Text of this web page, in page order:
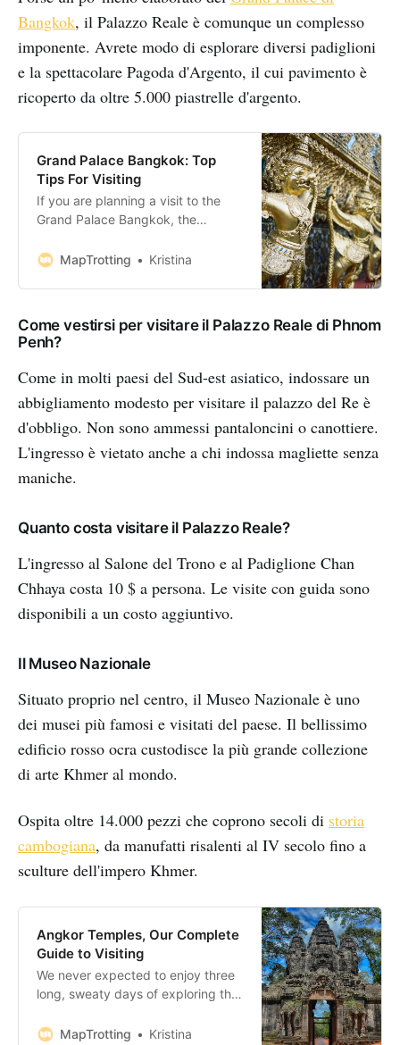
Bangkok, il Palazzo Reale è comunque un complesso
imponente. Avrete modo di esplorare diversi padiglioni
e la spettacolare Pagoda d'Argento, il cui pavimento è
ricoperto da oltre 5.000 piastrelle d'argento.
Grand Palace Bangkok: Top
Tips For Visiting
If you are planning a visit to the
Grand Palace Bangkok, the
Kings of Siam since 1782, these
links. This means that if you choose
to
MapTrotting Kristina
Come vestirsi per visitare il Palazzo Reale di Phnom
Penh?
Come in molti paesi del Sud-est asiatico, indossare un
abbigliamento modesto per visitare il palazzo del Re è
d'obbligo. Non sono ammessi pantaloncini o canottiere.
L'ingresso è vietato anche a chi indossa magliette senza
maniche.
Quanto costa visitare il Palazzo Reale?
L'ingresso al Salone del Trono e al Padiglione Chan
Chhaya costa 10 $ a persona. Le visite con guida sono
disponibili a un costo aggiuntivo.
Il Museo Nazionale
Situato proprio nel centro, il Museo Nazionale è uno
dei musei più famosi e visitati del paese. Il bellissimo
edificio rosso ocra custodisce la più grande collezione
di arte Khmer al mondo.
Ospita oltre 14.000 pezzi che coprono secoli di storia
cambogiana, da manufatti risalenti al IV secolo fino a
sculture dell'impero Khmer.
Angkor Temples, Our Complete
Guide to Visiting
We never expected to enjoy three
long, sweaty days of exploring the
as much as we did. Just north of
MapTrotting Kristina